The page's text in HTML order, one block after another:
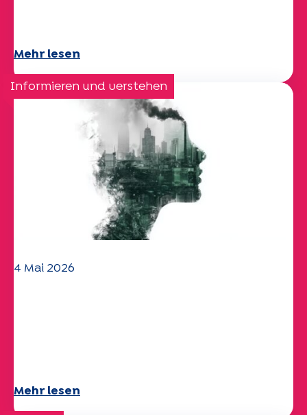
Mehr lesen
Informieren und verstehen
4 Mai 2026
Mehr lesen